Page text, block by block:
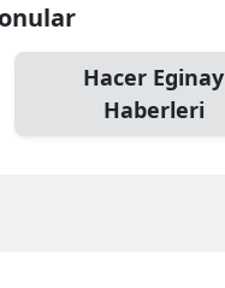
Hacer Eginay
Haberleri